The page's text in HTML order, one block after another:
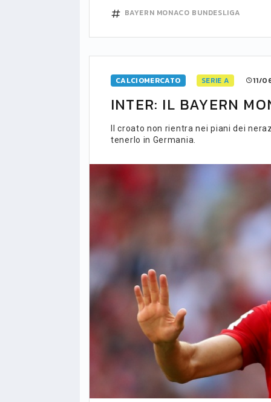
BAYERN MONACO BUNDESLIGA
CALCIOMERCATO SERIE A 11/
INTER: IL BAYERN
Il croato non rientra nei piani dei
tenerlo in Germania.